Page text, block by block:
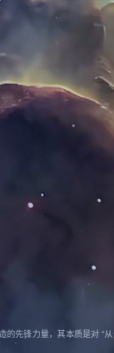
的先锋力量，其本质是对 “